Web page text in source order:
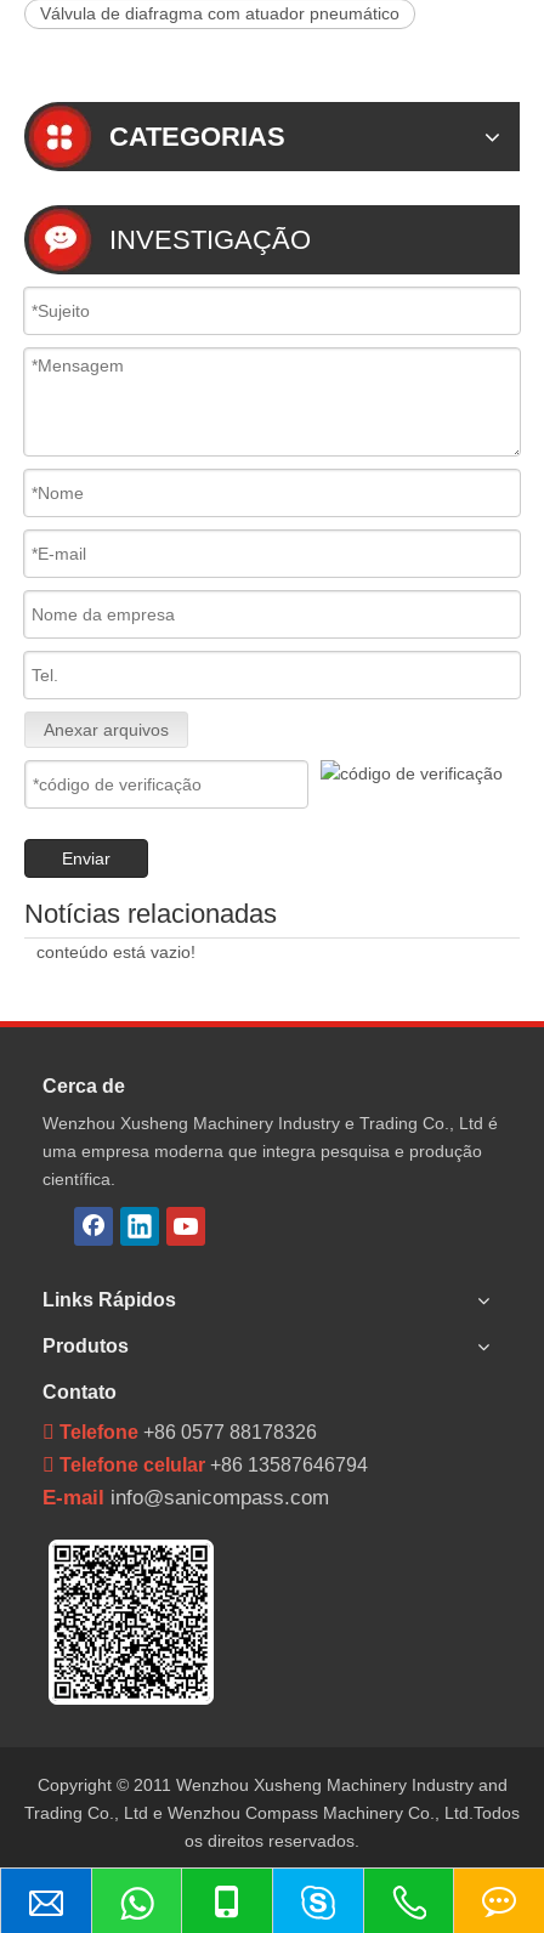
Válvula de diafragma com atuador pneumático
CATEGORIAS
INVESTIGAÇÃO
Anexar arquivos
Enviar
Notícias relacionadas
conteúdo está vazio!
Cerca de
Wenzhou Xusheng Machinery Industry e Trading Co., Ltd é
uma empresa moderna que integra pesquisa e produção
científica.
Links Rápidos
Produtos
Contato
 Telefone +86 0577 88178326
 Telefone celular +86 13587646794
E-mail info@sanicompass.com
Copyright © 2011 Wenzhou Xusheng Machinery Industry and
Trading Co., Ltd e Wenzhou Compass Machinery Co., Ltd.Todos
os direitos reservados.